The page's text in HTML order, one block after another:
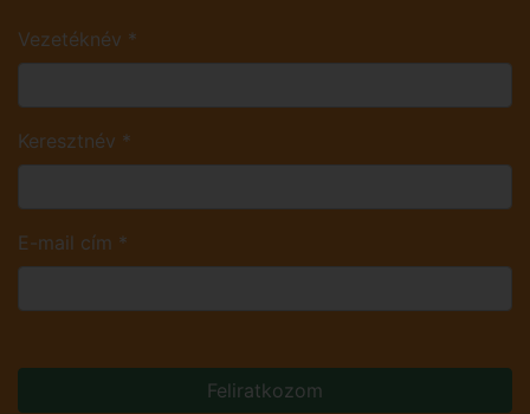
Vezetéknév *
Keresztnév *
E-mail cím *
Feliratkozom